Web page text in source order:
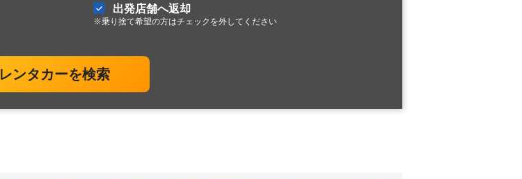
出発店舗へ返却
※乗り捨て希望の方はチェックを外してください
レンタカーを検索